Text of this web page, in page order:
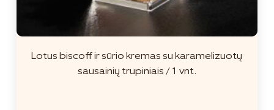
Lotus biscoff ir sūrio kremas su karamelizuotų
sausainių trupiniais / 1 vnt.